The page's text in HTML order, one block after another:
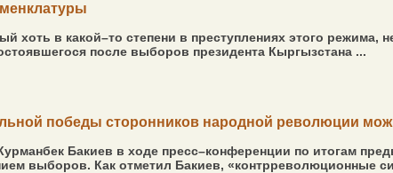
хоть в какой–то степени в преступлениях этого
после выборов президента Кыргызстана ...
победы сторонников народной революции
Бакиев в ходе пресс–конференции по итогам
выборов. Как отметил Бакиев, «контрреволюционные